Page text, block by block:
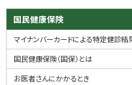
サ
イ
ド
国民健康保険
マイナンバーカードによる特定健診結
国民健康保険（国保）とは
お医者さんにかかるとき